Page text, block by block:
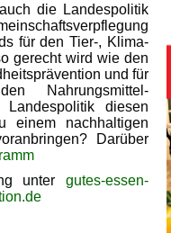
die Landespolitik
für den Tier-, Klima-
gerecht wird wie den
und für
Nahrungsmittel-
diesen
einem nachhaltigen
Darüber
unter gutes-essen-